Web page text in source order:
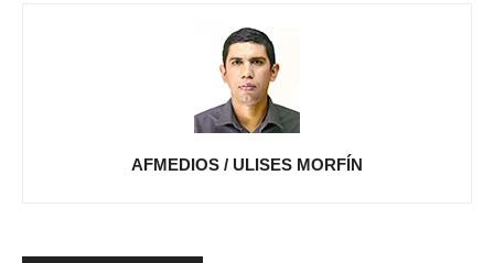
AFMEDIOS / ULISES MORFÍN